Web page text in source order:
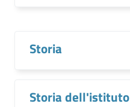
Storia
Storia dell'istituto